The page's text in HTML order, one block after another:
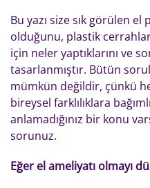
Bu yazı size sık görülen
olduğunu, plastik
için neler yaptıklarını ve
tasarlanmıştır. Bütün
mümkün değildir, çünkü
bireysel farklılıklara
anlamadığınız bir konu
sorunuz.
Eğer el ameliyatı olmayı